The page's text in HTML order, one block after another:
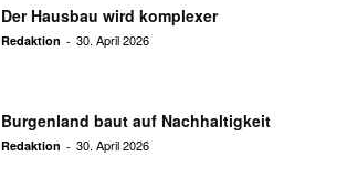
Der Hausbau wird komplexer
Redaktion - 30. April 2026
Burgenland baut auf Nachhaltigkeit
Redaktion - 30. April 2026